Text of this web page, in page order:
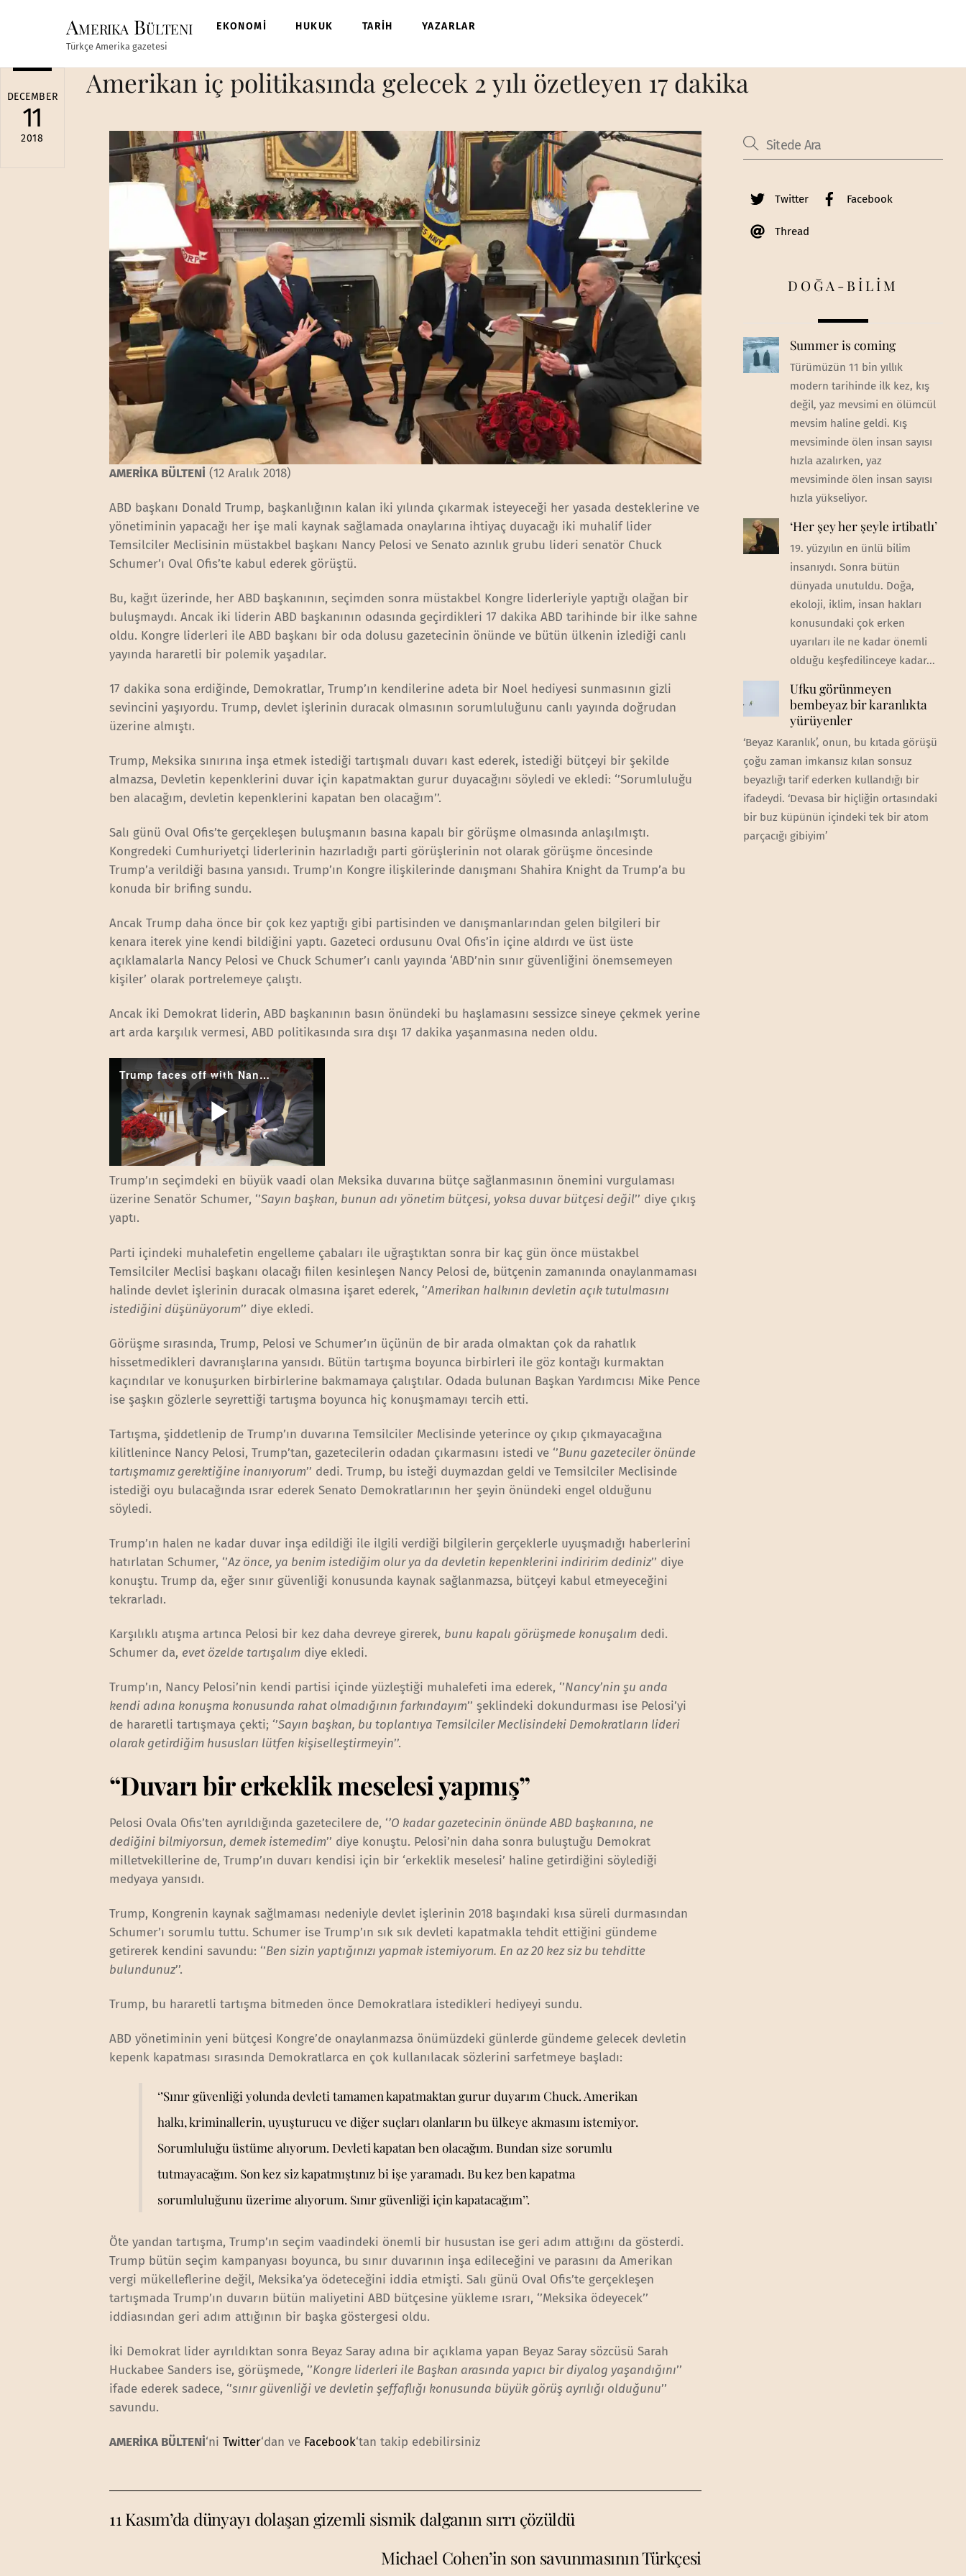
Amerika Bülteni
Türkçe Amerika gazetesi
EKONOMİ HUKUK TARİH YAZARLAR
DECEMBER
11
2018
Amerikan iç politikasında gelecek 2 yılı özetleyen 17 dakika
AMERİKA BÜLTENİ (12 Aralık 2018)
ABD başkanı Donald Trump, başkanlığının kalan iki yılında çıkarmak isteyeceği her yasada desteklerine ve
yönetiminin yapacağı her işe mali kaynak sağlamada onaylarına ihtiyaç duyacağı iki muhalif lider
Temsilciler Meclisinin müstakbel başkanı Nancy Pelosi ve Senato azınlık grubu lideri senatör Chuck
Schumer’ı Oval Ofis’te kabul ederek görüştü.
Bu, kağıt üzerinde, her ABD başkanının, seçimden sonra müstakbel Kongre liderleriyle yaptığı olağan bir
buluşmaydı. Ancak iki liderin ABD başkanının odasında geçirdikleri 17 dakika ABD tarihinde bir ilke sahne
oldu. Kongre liderleri ile ABD başkanı bir oda dolusu gazetecinin önünde ve bütün ülkenin izlediği canlı
yayında hararetli bir polemik yaşadılar.
17 dakika sona erdiğinde, Demokratlar, Trump’ın kendilerine adeta bir Noel hediyesi sunmasının gizli
sevincini yaşıyordu. Trump, devlet işlerinin duracak olmasının sorumluluğunu canlı yayında doğrudan
üzerine almıştı.
Trump, Meksika sınırına inşa etmek istediği tartışmalı duvarı kast ederek, istediği bütçeyi bir şekilde
almazsa, Devletin kepenklerini duvar için kapatmaktan gurur duyacağını söyledi ve ekledi: ‘’Sorumluluğu
ben alacağım, devletin kepenklerini kapatan ben olacağım’’.
Salı günü Oval Ofis’te gerçekleşen buluşmanın basına kapalı bir görüşme olmasında anlaşılmıştı.
Kongredeki Cumhuriyetçi liderlerinin hazırladığı parti görüşlerinin not olarak görüşme öncesinde
Trump’a verildiği basına yansıdı. Trump’ın Kongre ilişkilerinde danışmanı Shahira Knight da Trump’a bu
konuda bir brifing sundu.
Ancak Trump daha önce bir çok kez yaptığı gibi partisinden ve danışmanlarından gelen bilgileri bir
kenara iterek yine kendi bildiğini yaptı. Gazeteci ordusunu Oval Ofis’in içine aldırdı ve üst üste
açıklamalarla Nancy Pelosi ve Chuck Schumer’ı canlı yayında ‘ABD’nin sınır güvenliğini önemsemeyen
kişiler’ olarak portrelemeye çalıştı.
Ancak iki Demokrat liderin, ABD başkanının basın önündeki bu haşlamasını sessizce sineye çekmek yerine
art arda karşılık vermesi, ABD politikasında sıra dışı 17 dakika yaşanmasına neden oldu.
Trump’ın seçimdeki en büyük vaadi olan Meksika duvarına bütçe sağlanmasının önemini vurgulaması
üzerine Senatör Schumer, ‘’Sayın başkan, bunun adı yönetim bütçesi, yoksa duvar bütçesi değil’’ diye çıkış
yaptı.
Parti içindeki muhalefetin engelleme çabaları ile uğraştıktan sonra bir kaç gün önce müstakbel
Temsilciler Meclisi başkanı olacağı fiilen kesinleşen Nancy Pelosi de, bütçenin zamanında onaylanmaması
halinde devlet işlerinin duracak olmasına işaret ederek, ‘’Amerikan halkının devletin açık tutulmasını
istediğini düşünüyorum’’ diye ekledi.
Görüşme sırasında, Trump, Pelosi ve Schumer’ın üçünün de bir arada olmaktan çok da rahatlık
hissetmedikleri davranışlarına yansıdı. Bütün tartışma boyunca birbirleri ile göz kontağı kurmaktan
kaçındılar ve konuşurken birbirlerine bakmamaya çalıştılar. Odada bulunan Başkan Yardımcısı Mike Pence
ise şaşkın gözlerle seyrettiği tartışma boyunca hiç konuşmamayı tercih etti.
Tartışma, şiddetlenip de Trump’ın duvarına Temsilciler Meclisinde yeterince oy çıkıp çıkmayacağına
kilitlenince Nancy Pelosi, Trump’tan, gazetecilerin odadan çıkarmasını istedi ve ‘’Bunu gazeteciler önünde
tartışmamız gerektiğine inanıyorum’’ dedi. Trump, bu isteği duymazdan geldi ve Temsilciler Meclisinde
istediği oyu bulacağında ısrar ederek Senato Demokratlarının her şeyin önündeki engel olduğunu
söyledi.
Trump’ın halen ne kadar duvar inşa edildiği ile ilgili verdiği bilgilerin gerçeklerle uyuşmadığı haberlerini
hatırlatan Schumer, ‘’Az önce, ya benim istediğim olur ya da devletin kepenklerini indiririm dediniz’’ diye
konuştu. Trump da, eğer sınır güvenliği konusunda kaynak sağlanmazsa, bütçeyi kabul etmeyeceğini
tekrarladı.
Karşılıklı atışma artınca Pelosi bir kez daha devreye girerek, bunu kapalı görüşmede konuşalım dedi.
Schumer da, evet özelde tartışalım diye ekledi.
Trump’ın, Nancy Pelosi’nin kendi partisi içinde yüzleştiği muhalefeti ima ederek, ‘’Nancy’nin şu anda
kendi adına konuşma konusunda rahat olmadığının farkındayım’’ şeklindeki dokundurması ise Pelosi’yi
de hararetli tartışmaya çekti; ‘’Sayın başkan, bu toplantıya Temsilciler Meclisindeki Demokratların lideri
olarak getirdiğim hususları lütfen kişiselleştirmeyin’’.
“Duvarı bir erkeklik meselesi yapmış”
Pelosi Ovala Ofis’ten ayrıldığında gazetecilere de, ‘’O kadar gazetecinin önünde ABD başkanına, ne
dediğini bilmiyorsun, demek istemedim’’ diye konuştu. Pelosi’nin daha sonra buluştuğu Demokrat
milletvekillerine de, Trump’ın duvarı kendisi için bir ‘erkeklik meselesi’ haline getirdiğini söylediği
medyaya yansıdı.
Trump, Kongrenin kaynak sağlmaması nedeniyle devlet işlerinin 2018 başındaki kısa süreli durmasından
Schumer’ı sorumlu tuttu. Schumer ise Trump’ın sık sık devleti kapatmakla tehdit ettiğini gündeme
getirerek kendini savundu: ‘’Ben sizin yaptığınızı yapmak istemiyorum. En az 20 kez siz bu tehditte
bulundunuz’’.
Trump, bu hararetli tartışma bitmeden önce Demokratlara istedikleri hediyeyi sundu.
ABD yönetiminin yeni bütçesi Kongre’de onaylanmazsa önümüzdeki günlerde gündeme gelecek devletin
kepenk kapatması sırasında Demokratlarca en çok kullanılacak sözlerini sarfetmeye başladı:
‘’Sınır güvenliği yolunda devleti tamamen kapatmaktan gurur duyarım Chuck. Amerikan
halkı, kriminallerin, uyuşturucu ve diğer suçları olanların bu ülkeye akmasını istemiyor.
Sorumluluğu üstüme alıyorum. Devleti kapatan ben olacağım. Bundan size sorumlu
tutmayacağım. Son kez siz kapatmıştınız bi işe yaramadı. Bu kez ben kapatma
sorumluluğunu üzerime alıyorum. Sınır güvenliği için kapatacağım’’.
Öte yandan tartışma, Trump’ın seçim vaadindeki önemli bir husustan ise geri adım attığını da gösterdi.
Trump bütün seçim kampanyası boyunca, bu sınır duvarının inşa edileceğini ve parasını da Amerikan
vergi mükelleflerine değil, Meksika’ya ödeteceğini iddia etmişti. Salı günü Oval Ofis’te gerçekleşen
tartışmada Trump’ın duvarın bütün maliyetini ABD bütçesine yükleme ısrarı, ‘’Meksika ödeyecek’’
iddiasından geri adım attığının bir başka göstergesi oldu.
İki Demokrat lider ayrıldıktan sonra Beyaz Saray adına bir açıklama yapan Beyaz Saray sözcüsü Sarah
Huckabee Sanders ise, görüşmede, ‘’Kongre liderleri ile Başkan arasında yapıcı bir diyalog yaşandığını’’
ifade ederek sadece, ‘’sınır güvenliği ve devletin şeffaflığı konusunda büyük görüş ayrılığı olduğunu’’
savundu.
AMERİKA BÜLTENİ‘niTwitter‘dan ve Facebook‘tan takip edebilirsiniz
11 Kasım’da dünyayı dolaşan gizemli sismik dalganın sırrı çözüldü
Michael Cohen’in son savunmasının Türkçesi
Twitter Facebook
Thread
DOĞA-BİLİM
Summer is coming
Türümüzün 11 bin yıllık
modern tarihinde ilk kez, kış
değil, yaz mevsimi en ölümcül
mevsim haline geldi. Kış
mevsiminde ölen insan sayısı
hızla azalırken, yaz
mevsiminde ölen insan sayısı
hızla yükseliyor.
‘Her şey her şeyle irtibatlı’
19. yüzyılın en ünlü bilim
insanıydı. Sonra bütün
dünyada unutuldu. Doğa,
ekoloji, iklim, insan hakları
konusundaki çok erken
uyarıları ile ne kadar önemli
olduğu keşfedilinceye kadar...
Ufku görünmeyen
bembeyaz bir karanlıkta
yürüyenler
‘Beyaz Karanlık’, onun, bu kıtada görüşü
çoğu zaman imkansız kılan sonsuz
beyazlığı tarif ederken kullandığı bir
ifadeydi. ‘Devasa bir hiçliğin ortasındaki
bir buz küpünün içindeki tek bir atom
parçacığı gibiyim’